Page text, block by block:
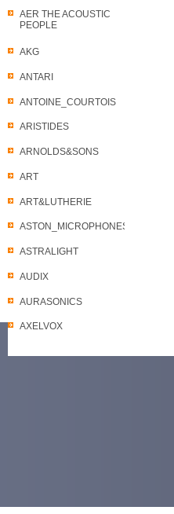
AER THE ACOUSTIC
PEOPLE
AKG
ANTARI
ANTOINE_COURTOIS
ARISTIDES
ARNOLDS&SONS
ART
ART&LUTHERIE
ASTON_MICROPHONES
ASTRALIGHT
AUDIX
AURASONICS
AXELVOX